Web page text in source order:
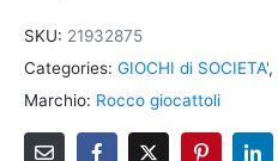
SKU: 21932875
Categories: GIOCHI di SOCIETA',
Marchio: Rocco giocattoli